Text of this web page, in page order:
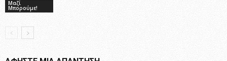
Μαζί
Μπορούμε!